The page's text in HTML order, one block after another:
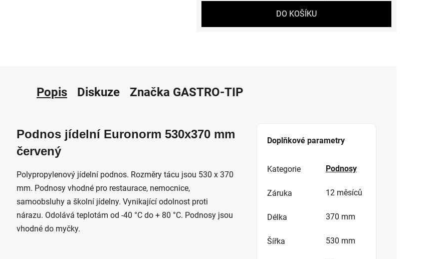
DO KOŠÍKU
Popis Diskuze Značka GASTRO-TIP
Podnos jídelní Euronorm 530x370 mm
červený
Polypropylenový jídelní podnos. Rozměry tácu jsou 530 x 370
mm. Podnosy vhodné pro restaurace, nemocnice,
samoobsluhy a školní jídelny. Vynikající odolnost proti
nárazu. Odolává teplotám od -40 °C do + 80 °C. Podnosy jsou
vhodné do myčky.
Doplňkové parametry
Kategorie Podnosy
Záruka 12 měsíců
Délka 370 mm
Šířka 530 mm